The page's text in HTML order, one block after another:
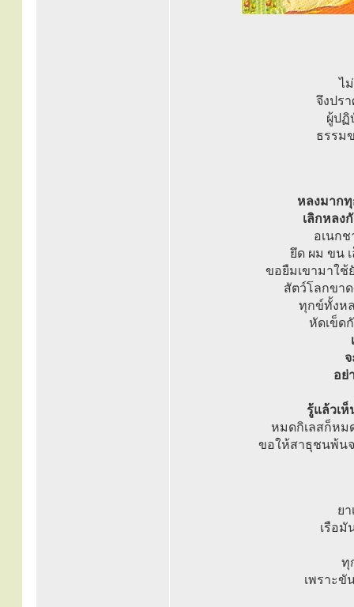
ไ
จึงปร
ผู้ปฏิ
ธรรม
หลงมาก
เลิกหลง
อเนก
ยึด ผม ขน
ขอยืมเขามาใช้
สัตว์โลกขา
ทุกข์ทั้งห
หัดเข็ด
อย่
รู้แล้วเ
หมดกิเลสก็หม
ขอให้สาธุชนพ้น
ย
เรือมั
ทุ
เพราะขั